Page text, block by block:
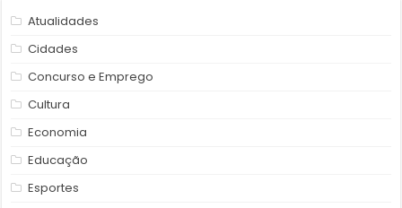
Atualidades
Cidades
Concurso e Emprego
Cultura
Economia
Educação
Esportes